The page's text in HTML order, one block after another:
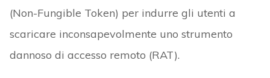
(Non-Fungible Token) per indurre gli utenti a
scaricare inconsapevolmente uno strumento
dannoso di accesso remoto (RAT).